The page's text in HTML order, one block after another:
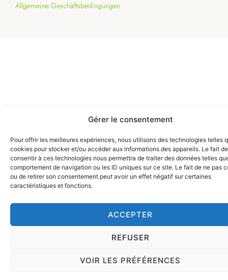
Gérer le consentement
Pour offrir les meilleures expériences, nous utilisons des technologies telles
cookies pour stocker et/ou accéder aux informations des appareils. Le fait de
consentir à ces technologies nous permettra de traiter des données telles
comportement de navigation ou les ID uniques sur ce site. Le fait de ne pas
ou de retirer son consentement peut avoir un effet négatif sur certaines
caractéristiques et fonctions.
ACCEPTER
REFUSER
VOIR LES PRÉFÉRENCES
Allgemeine Geschäftsbedingungen